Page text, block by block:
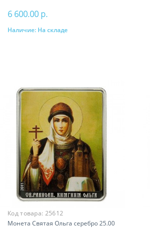
6 600.00 р.
В корзину
Наличие: На складе
Код товара: 25612
Монета Святая Ольга серебро 25.00